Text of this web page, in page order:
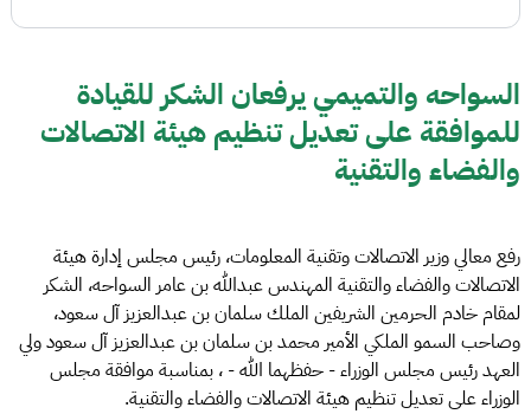
السواحه والتميمي يرفعان الشكر للقيادة
للموافقة على تعديل تنظيم هيئة الاتصالات
والفضاء والتقنية
رفع معالي وزير الاتصالات وتقنية المعلومات، رئيس مجلس إدارة هيئة
الاتصالات والفضاء والتقنية المهندس عبدالله بن عامر السواحه، الشكر
لمقام خادم الحرمين الشريفين الملك سلمان بن عبدالعزيز آل سعود،
وصاحب السمو الملكي الأمير محمد بن سلمان بن عبدالعزيز آل سعود ولي
العهد رئيس مجلس الوزراء - حفظهما الله - ، بمناسبة موافقة مجلس
الوزراء على تعديل تنظيم هيئة الاتصالات والفضاء والتقنية.